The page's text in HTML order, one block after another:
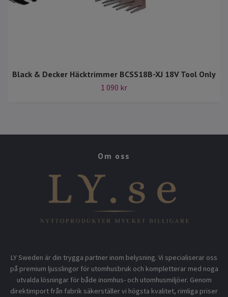
Black & Decker Häcktrimmer BCSS18B-XJ 18V Tool Only
1 090 kr
Om oss
LY Sweden är din trygga partner inom belysning. Vi specialiserar oss
på premium ljusslingor för utomhusbruk och kompletterar med noga
utvalda lösningar för både inomhus- och utomhusmiljöer. Genom
direktimport från fabrik säkerställer vi högsta kvalitet, rimliga priser